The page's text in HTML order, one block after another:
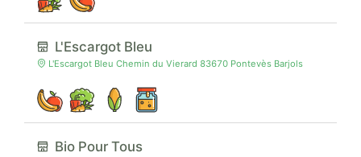
L'Escargot Bleu
L'Escargot Bleu Chemin du Vierard 83670 Pontevès Barjols
Bio Pour Tous